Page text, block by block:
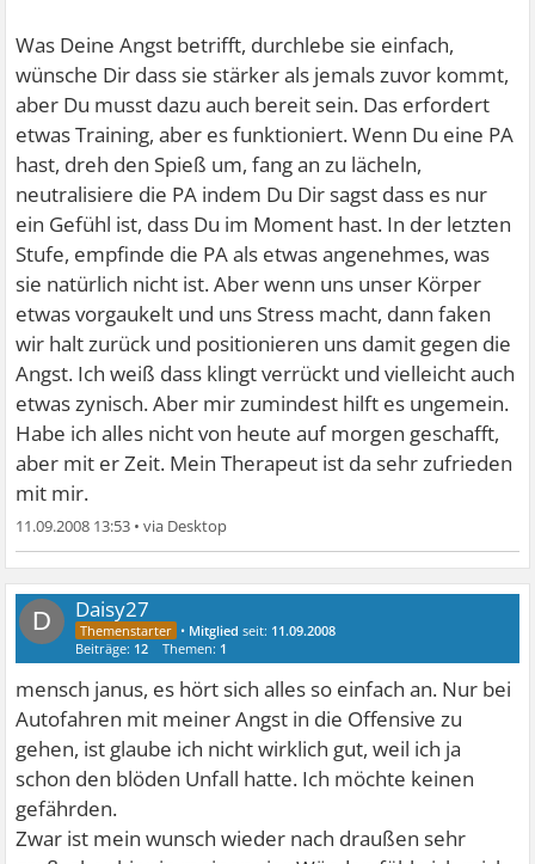
Was Deine Angst betrifft, durchlebe sie einfach,
wünsche Dir dass sie stärker als jemals zuvor kommt,
aber Du musst dazu auch bereit sein. Das erfordert
etwas Training, aber es funktioniert. Wenn Du eine PA
hast, dreh den Spieß um, fang an zu lächeln,
neutralisiere die PA indem Du Dir sagst dass es nur
ein Gefühl ist, dass Du im Moment hast. In der letzten
Stufe, empfinde die PA als etwas angenehmes, was
sie natürlich nicht ist. Aber wenn uns unser Körper
etwas vorgaukelt und uns Stress macht, dann faken
wir halt zurück und positionieren uns damit gegen die
Angst. Ich weiß dass klingt verrückt und vielleicht auch
etwas zynisch. Aber mir zumindest hilft es ungemein.
Habe ich alles nicht von heute auf morgen geschafft,
aber mit er Zeit. Mein Therapeut ist da sehr zufrieden
mit mir.
11.09.2008 13:53 •
D Daisy27
• Mitglied seit: 11.09.2008
Beiträge: 12 Themen: 1
mensch janus, es hört sich alles so einfach an. Nur bei
Autofahren mit meiner Angst in die Offensive zu
gehen, ist glaube ich nicht wirklich gut, weil ich ja
schon den blöden Unfall hatte. Ich möchte keinen
gefährden.
Zwar ist mein wunsch wieder nach draußen sehr